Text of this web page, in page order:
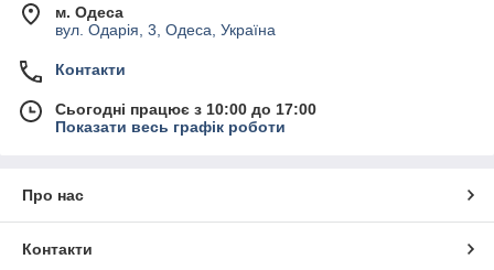
м. Одеса
вул. Одарія, 3, Одеса, Україна
Контакти
Сьогодні працює з 10:00 до 17:00
Показати весь графік роботи
Про нас
Контакти